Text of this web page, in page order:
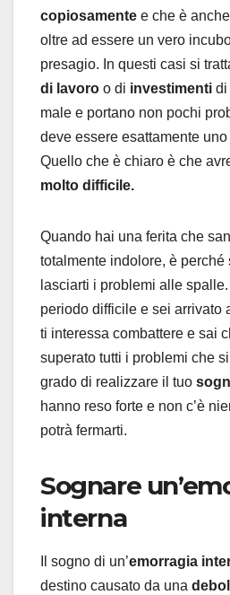
copiosamente e che è
oltre ad essere un vero
presagio. In questi casi si
di lavoro o di investimenti di
male e portano non pochi
deve essere esattamente
Quello che è chiaro è che
molto difficile.
Quando hai una ferita che
totalmente indolore, è perché
lasciarti i problemi alle
periodo difficile e sei arrivato
ti interessa combattere e sai
superato tutti i problemi che
grado di realizzare il tuo
hanno reso forte e non c’è
potrà fermarti.
Sognare
interna
Il sogno di un’emorragia
destino causato da una